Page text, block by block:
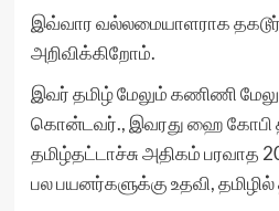
இவ்வார வல்லமையாளராக
அறிவிக்கிறோம்.
இவர் தமிழ் மேலும் கணிணி
கொன்டவர்., இவரதுஹை கோபி
தமிழ்தட்டாச்சு அதிகம் பரவாத
பல பயனர்களுக்கு உதவி,